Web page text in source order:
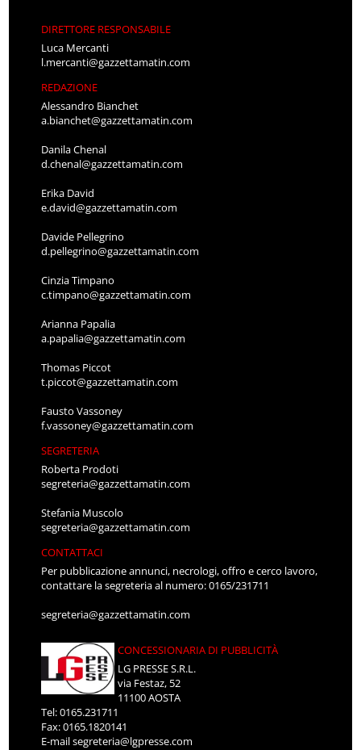
DIRETTORE RESPONSABILE
Luca Mercanti
l.mercanti@gazzettamatin.com
REDAZIONE
Alessandro Bianchet
a.bianchet@gazzettamatin.com
Danila Chenal
d.chenal@gazzettamatin.com
Erika David
e.david@gazzettamatin.com
Davide Pellegrino
d.pellegrino@gazzettamatin.com
Cinzia Timpano
c.timpano@gazzettamatin.com
Arianna Papalia
a.papalia@gazzettamatin.com
Thomas Piccot
t.piccot@gazzettamatin.com
Fausto Vassoney
f.vassoney@gazzettamatin.com
SEGRETERIA
Roberta Prodoti
segreteria@gazzettamatin.com
Stefania Muscolo
segreteria@gazzettamatin.com
CONTATTACI
Per pubblicazione annunci, necrologi, offro e cerco lavoro,
contattare la segreteria al numero: 0165/231711
segreteria@gazzettamatin.com
CONCESSIONARIA DI PUBBLICITÀ
LG PRESSE S.R.L.
via Festaz, 52
11100 AOSTA
Tel: 0165.231711
Fax: 0165.1820141
E-mailsegreteria@lgpresse.com